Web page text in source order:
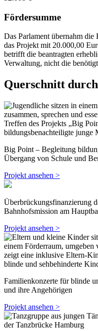
Fördersumme
Das Parlament übernahm
das Projekt mit 20.000,00
betrifft die beantragten
Verwaltung, nicht die
Querschnitt
Big Point – Begleitung
Übergang von Schule und
Projekt ansehen >
Überbrückungsfinanzierung
Bahnhofsmission am
Projekt ansehen >
Familienkonzerte für blinde
und ihre Angehörigen
Projekt ansehen >